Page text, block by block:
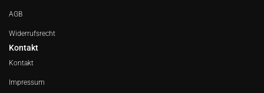
AGB
Widerrufsrecht
Kontakt
Kontakt
Impressum